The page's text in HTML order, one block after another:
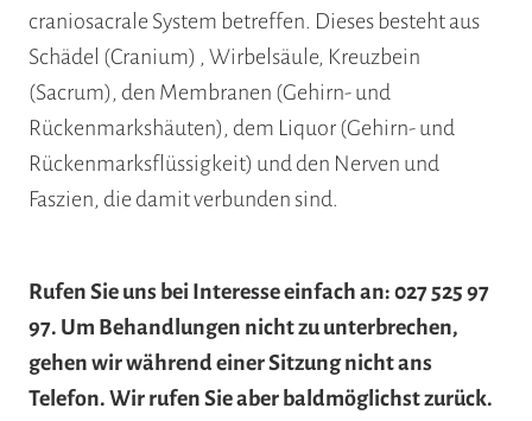
craniosacrale System betreffen. Dieses besteht aus
Schädel (Cranium) , Wirbelsäule, Kreuzbein
(Sacrum), den Membranen (Gehirn- und
Rückenmarkshäuten), dem Liquor (Gehirn- und
Rückenmarksflüssigkeit) und den Nerven und
Faszien, die damit verbunden sind.
Rufen Sie uns bei Interesse einfach an: 027 525 97
97. Um Behandlungen nicht zu unterbrechen,
gehen wir während einer Sitzung nicht ans
Telefon. Wir rufen Sie aber baldmöglichst zurück.